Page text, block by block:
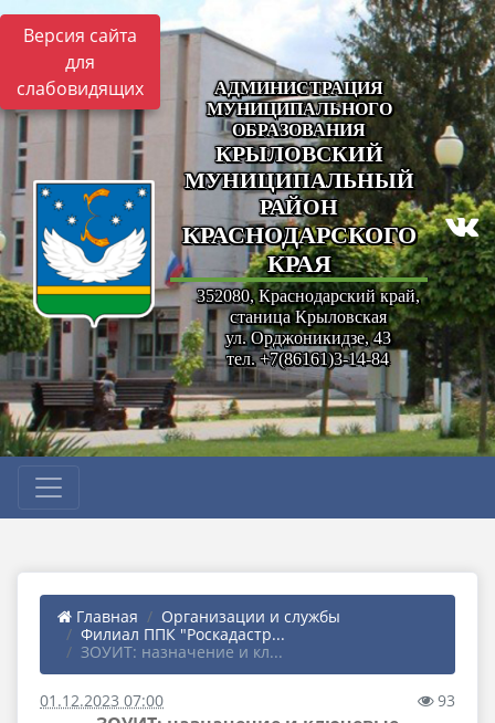
Версия сайта
для
слабовидящих
АДМИНИСТРАЦИЯ
МУНИЦИПАЛЬНОГО
ОБРАЗОВАНИЯ
КРЫЛОВСКИЙ
МУНИЦИПАЛЬНЫЙ
РАЙОН
КРАСНОДАРСКОГО
КРАЯ
352080, Краснодарский край,
станица Крыловская
ул. Орджоникидзе, 43
тел. +7(86161)3-14-84
Главная
Организации и службы
Филиал ППК "Роскадастр...
ЗОУИТ: назначение и кл...
01.12.2023 07:00 93